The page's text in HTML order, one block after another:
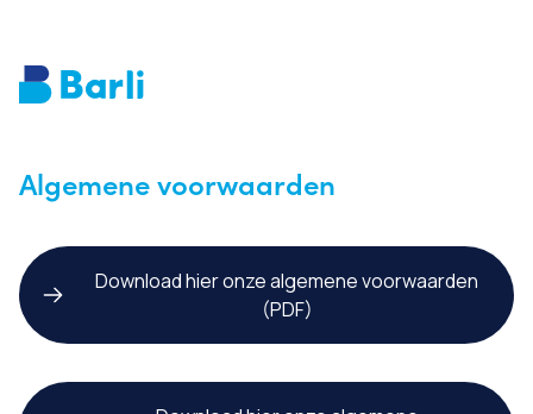
Algemene voorwaarden
Download hier onze algemene voorwaarden
(PDF)